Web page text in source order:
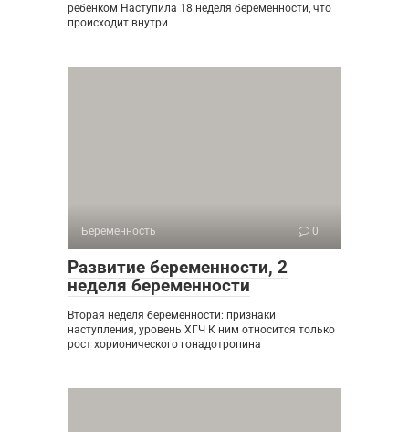
ребенком Наступила 18 неделя беременности, что
происходит внутри
Беременность 0
Развитие беременности, 2
неделя беременности
Вторая неделя беременности: признаки
наступления, уровень ХГЧ К ним относится только
рост хорионического гонадотропина